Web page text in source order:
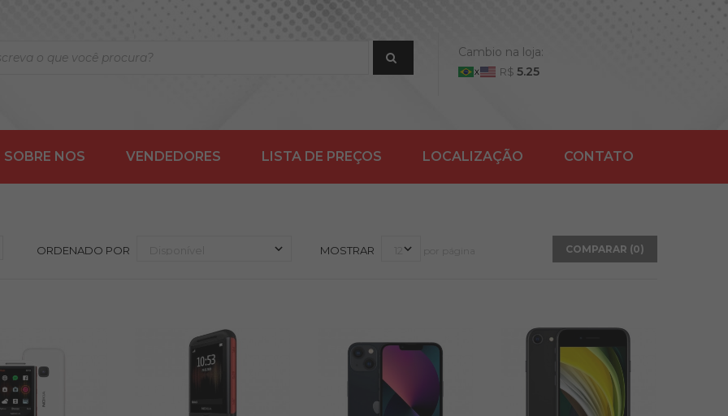
Cambio na loja:
R$ 5.25
SOBRE NOS VENDEDORES LISTA DE PREÇOS LOCALIZAÇÃO CONTATO
ORDENADO POR MOSTRAR COMPARAR (0)